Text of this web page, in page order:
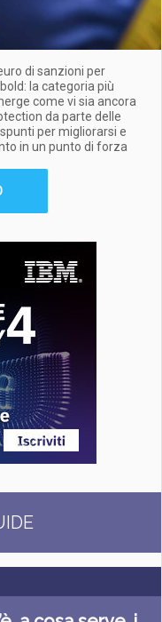
di sanzioni per
la categoria più
come vi sia ancora
da parte delle
per migliorarsi e
in un punto di forza